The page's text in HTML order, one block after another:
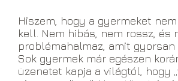
Hiszem, hogy a gyermeket nem
kell. Nem hibás, nem rossz, és
problémahalmaz, amit gyorsan
Sok gyermek már egészen
üzenetet kapja a világtól, hogy